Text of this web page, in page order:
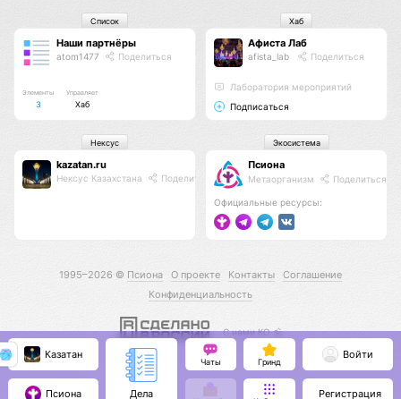
Наши партнёры
atom1477 Поделиться
Элементы
3
Управляет
Хаб
Список
Афиста Лаб
afista_lab Поделиться
Лаборатория мероприятий
Подписаться
Хаб
kazatan.ru
Нексус Казахстана Поделиться
Нексус
Псиона
Метаорганизм Поделиться
Официальные ресурсы:
Экосистема
1995–2026 © Псиона О проекте Контакты
Соглашение
Конфиденциальность
С нами КО 🕉️
Казатан
Псиона Дела
Чаты Гринд
Войти
Регистрация